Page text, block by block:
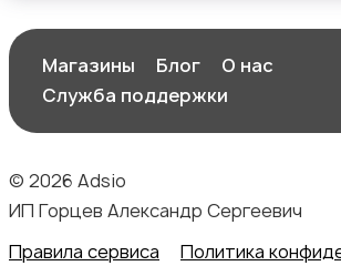
Сад и огород
Садовая мебель
Магазины Блог
О нас
Служба поддержки
© 2026 Adsio
ИП Горцев Александр Сергеевич
Правила сервиса
Политика